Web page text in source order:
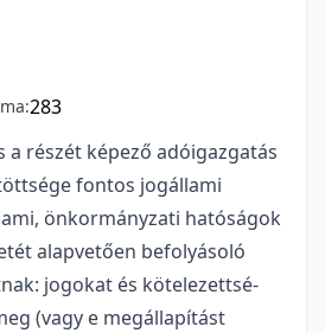
283
a részét képező adóigazgatás
fontos jogállami
önkormányzati hatóságok
alapvetően befolyásoló
jogokat és kötelezettsé-
(vagy e megállapítást